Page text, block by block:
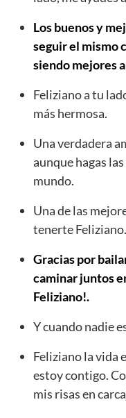
Los buenos y
seguir el mismo
siendo mejores
Feliziano a tu
más hermosa.
Una verdadera
aunque hagas
mundo.
Una de las
tenerte Feliziano.
Gracias por
caminar juntos
Feliziano!.
Y cuando nadie
Feliziano la vida
estoy contigo.
mis risas en